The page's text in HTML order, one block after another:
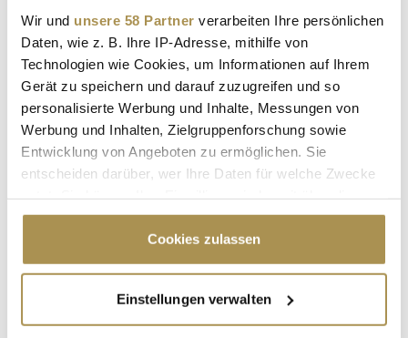
Wir und unsere 58 Partner verarbeiten Ihre persönlichen
Daten, wie z. B. Ihre IP-Adresse, mithilfe von
Technologien wie Cookies, um Informationen auf Ihrem
Gerät zu speichern und darauf zuzugreifen und so
personalisierte Werbung und Inhalte, Messungen von
Werbung und Inhalten, Zielgruppenforschung sowie
Entwicklung von Angeboten zu ermöglichen. Sie
entscheiden darüber, wer Ihre Daten für welche Zwecke
Cookie-Erklärung oder durch Klicken auf das Privacy
Trigger Symbol ändern oder widerrufen
Informationen über Ihre geografische Lage
erfassen, welche bis auf einige Meter genau sein
Cookies zulassen
Einstellungen verwalten